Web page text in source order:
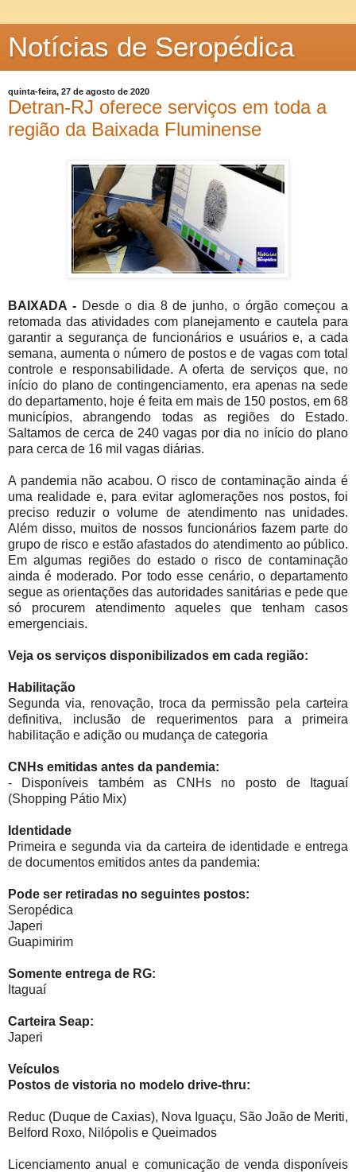
Notícias de Seropédica
quinta-feira, 27 de agosto de 2020
Detran-RJ oferece serviços em toda a
região da Baixada Fluminense
BAIXADA - Desde o dia 8 de junho, o órgão começou a
retomada das atividades com planejamento e cautela para
garantir a segurança de funcionários e usuários e, a cada
semana, aumenta o número de postos e de vagas com total
controle e responsabilidade. A oferta de serviços que, no
início do plano de contingenciamento, era apenas na sede
do departamento, hoje é feita em mais de 150 postos, em 68
municípios, abrangendo todas as regiões do Estado.
Saltamos de cerca de 240 vagas por dia no início do plano
para cerca de 16 mil vagas diárias.
A pandemia não acabou. O risco de contaminação ainda é
uma realidade e, para evitar aglomerações nos postos, foi
preciso reduzir o volume de atendimento nas unidades.
Além disso, muitos de nossos funcionários fazem parte do
grupo de risco e estão afastados do atendimento ao público.
Em algumas regiões do estado o risco de contaminação
ainda é moderado. Por todo esse cenário, o departamento
segue as orientações das autoridades sanitárias e pede que
só procurem atendimento aqueles que tenham casos
emergenciais.
Veja os serviços disponibilizados em cada região:
Habilitação
Segunda via, renovação, troca da permissão pela carteira
definitiva, inclusão de requerimentos para a primeira
habilitação e adição ou mudança de categoria
CNHs emitidas antes da pandemia:
- Disponíveis também as CNHs no posto de Itaguaí
(Shopping Pátio Mix)
Identidade
Primeira e segunda via da carteira de identidade e entrega
de documentos emitidos antes da pandemia:
Pode ser retiradas no seguintes postos:
Seropédica
Japeri
Guapimirim
Somente entrega de RG:
Itaguaí
Carteira Seap:
Japeri
Veículos
Postos de vistoria no modelo drive-thru:
Reduc (Duque de Caxias), Nova Iguaçu, São João de Meriti,
Belford Roxo, Nilópolis e Queimados
Licenciamento anual e comunicação de venda disponíveis